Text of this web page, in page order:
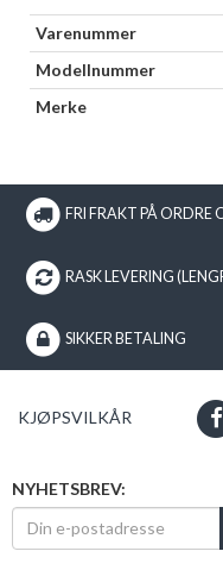
Varenummer
Modellnummer
Merke
FRI FRAKT PÅ ORDRE
RASK LEVERING
SIKKER BETALING
KJØPSVILKÅR
NYHETSBREV: